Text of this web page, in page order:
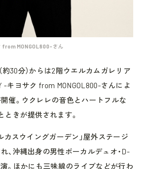
from MONGOL800-さん
約30分）からは2階ウエルカムガレリア
-キヨサク from MONGOL800-さんによ
催。ウクレレの音色とハートフルな
ときが提供されます。
カスウイングガーデン」屋外ステージ
、沖縄出身の男性ボーカルデュオ・D-
。ほかにも三味線のライブなどが行わ